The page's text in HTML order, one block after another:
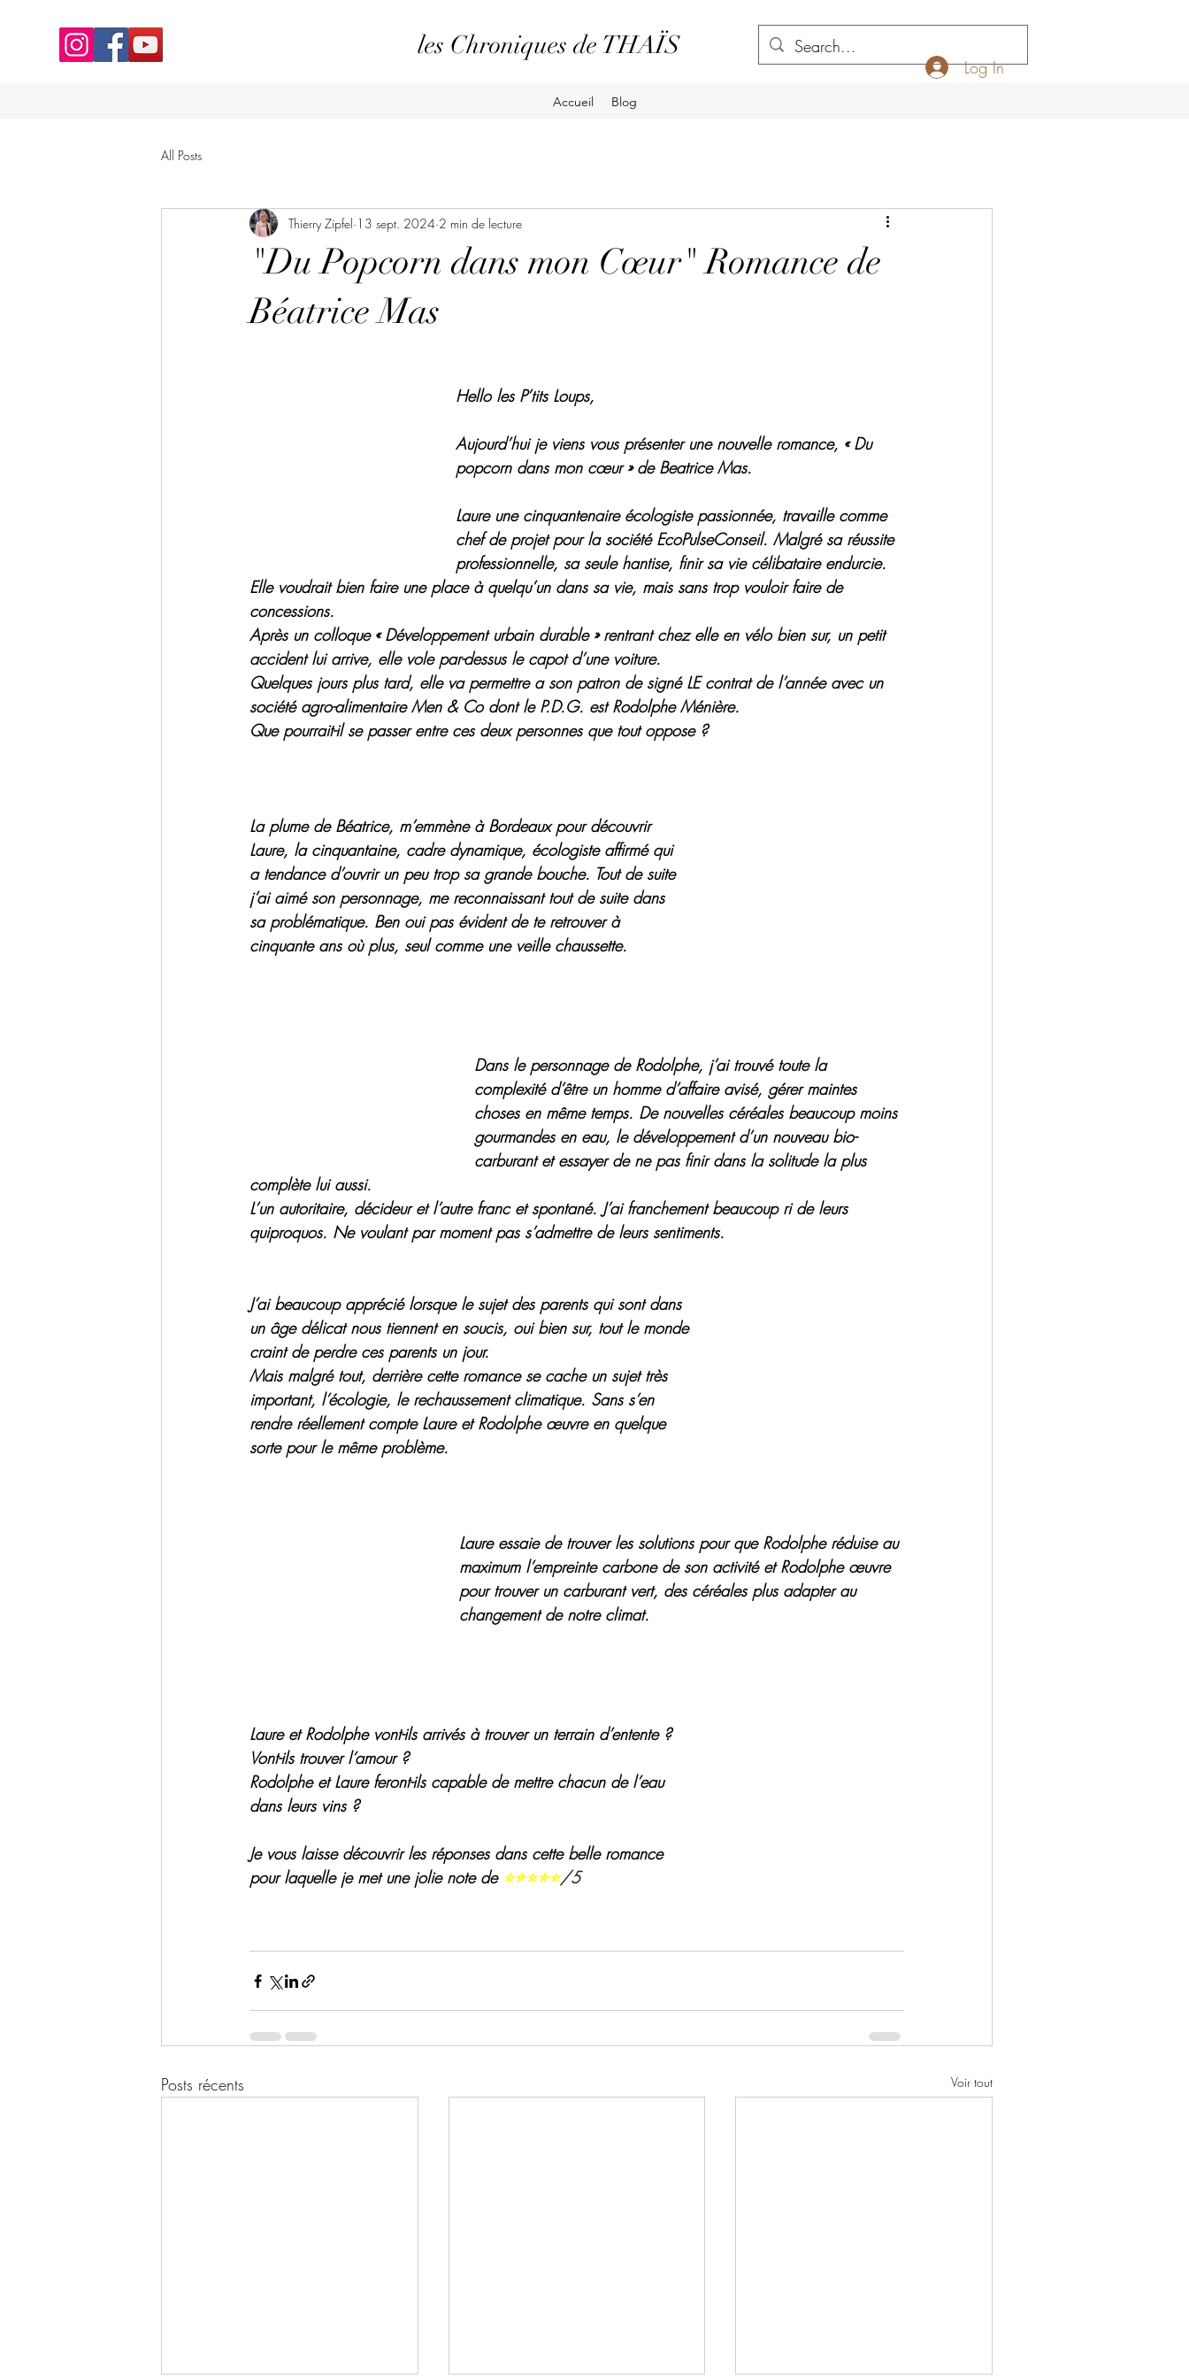
les Chroniques de THAÏS
Accueil Blog
Log In
All Posts
"Du Popcorn dans mon Cœur" Romance de
Béatrice Mas
Thierry Zipfel 13 sept. 2024 2 min de lecture
Hello les P’tits Loups,
Aujourd’hui je viens vous présenter une nouvelle romance, « Du
popcorn dans mon cœur » de Beatrice Mas.
Laure une cinquantenaire écologiste passionnée, travaille comme
chef de projet pour la société EcoPulseConseil. Malgré sa réussite
professionnelle, sa seule hantise, finir sa vie célibataire endurcie.
Elle voudrait bien faire une place à quelqu’un dans sa vie, mais sans trop vouloir faire de
concessions.
Après un colloque « Développement urbain durable » rentrant chez elle en vélo bien sur, un petit
accident lui arrive, elle vole par-dessus le capot d’une voiture.
Quelques jours plus tard, elle va permettre a son patron de signé LE contrat de l’année avec un
société agro-alimentaire Men & Co dont le P.D.G. est Rodolphe Ménière.
Que pourrait-il se passer entre ces deux personnes que tout oppose ?
La plume de Béatrice, m’emmène à Bordeaux pour découvrir
Laure, la cinquantaine, cadre dynamique, écologiste affirmé qui
a tendance d’ouvrir un peu trop sa grande bouche. Tout de suite
j’ai aimé son personnage, me reconnaissant tout de suite dans
sa problématique. Ben oui pas évident de te retrouver à
cinquante ans où plus, seul comme une veille chaussette.
Dans le personnage de Rodolphe, j’ai trouvé toute la
complexité d’être un homme d’affaire avisé, gérer maintes
choses en même temps. De nouvelles céréales beaucoup moins
gourmandes en eau, le développement d’un nouveau bio-
carburant et essayer de ne pas finir dans la solitude la plus
complète lui aussi.
L’un autoritaire, décideur et l’autre franc et spontané. J’ai franchement beaucoup ri de leurs
quiproquos. Ne voulant par moment pas s’admettre de leurs sentiments.
J’ai beaucoup apprécié lorsque le sujet des parents qui sont dans
un âge délicat nous tiennent en soucis, oui bien sur, tout le monde
craint de perdre ces parents un jour.
Mais malgré tout, derrière cette romance se cache un sujet très
important, l’écologie, le rechaussement climatique. Sans s’en
rendre réellement compte Laure et Rodolphe œuvre en quelque
sorte pour le même problème.
Laure essaie de trouver les solutions pour que Rodolphe réduise au
maximum l’empreinte carbone de son activité et Rodolphe œuvre
pour trouver un carburant vert, des céréales plus adapter au
changement de notre climat.
Laure et Rodolphe vont-ils arrivés à trouver un terrain d’entente ?
Vont-ils trouver l’amour ?
Rodolphe et Laure feront-ils capable de mettre chacun de l’eau
dans leurs vins ?
Je vous laisse découvrir les réponses dans cette belle romance
pour laquelle je met une jolie note de ⭐⭐⭐⭐⭐/5
Posts récents Voir tout